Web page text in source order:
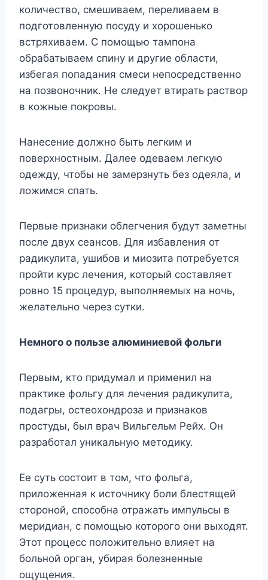
количество, смешиваем, переливаем в
подготовленную посуду и хорошенько
встряхиваем. С помощью тампона
обрабатываем спину и другие области,
избегая попадания смеси непосредственно
на позвоночник. Не следует втирать раствор
в кожные покровы.
Нанесение должно быть легким и
поверхностным. Далее одеваем легкую
одежду, чтобы не замерзнуть без одеяла, и
ложимся спать.
Первые признаки облегчения будут заметны
после двух сеансов. Для избавления от
радикулита, ушибов и миозита потребуется
пройти курс лечения, который составляет
ровно 15 процедур, выполняемых на ночь,
желательно через сутки.
Немного о пользе алюминиевой фольги
Первым, кто придумал и применил на
практике фольгу для лечения радикулита,
подагры, остеохондроза и признаков
простуды, был врач Вильгельм Рейх. Он
разработал уникальную методику.
Ее суть состоит в том, что фольга,
приложенная к источнику боли блестящей
стороной, способна отражать импульсы в
меридиан, с помощью которого они выходят.
Этот процесс положительно влияет на
больной орган, убирая болезненные
ощущения.